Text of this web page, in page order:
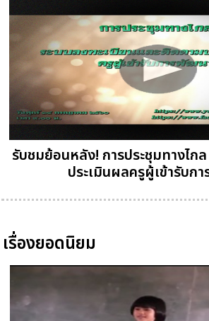
รับชมย้อนหลัง! การประชุมทางไก
ประเมินผลครูผู้เข้ารับก
เรื่องยอดนิยม